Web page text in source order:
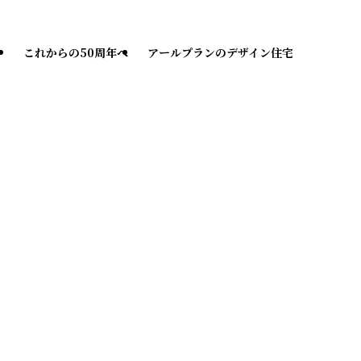
これからの50周年へ アールプランのデザイン住宅